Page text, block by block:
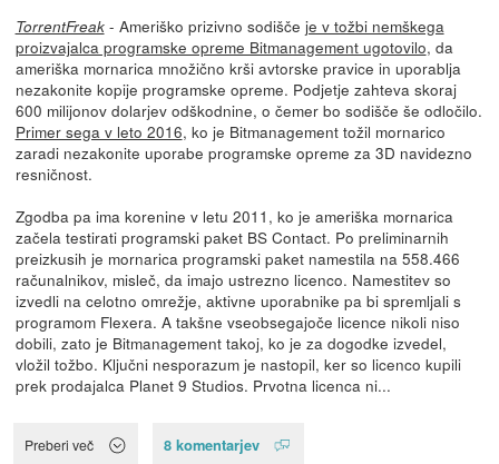
TorrentFreak- Ameriško prizivno sodišče je v tožbi nemškega
proizvajalca programske opreme Bitmanagement ugotovilo, da
ameriška mornarica množično krši avtorske pravice in uporablja
nezakonite kopije programske opreme. Podjetje zahteva skoraj
600 milijonov dolarjev odškodnine, o čemer bo sodišče še odločilo.
Primer sega v leto 2016, ko je Bitmanagement tožil mornarico
zaradi nezakonite uporabe programske opreme za 3D navidezno
resničnost.
Zgodba pa ima korenine v letu 2011, ko je ameriška mornarica
začela testirati programski paket BS Contact. Po preliminarnih
preizkusih je mornarica programski paket namestila na 558.466
računalnikov, misleč, da imajo ustrezno licenco. Namestitev so
izvedli na celotno omrežje, aktivne uporabnike pa bi spremljali s
programom Flexera. A takšne vseobsegajoče licence nikoli niso
dobili, zato je Bitmanagement takoj, ko je za dogodke izvedel,
vložil tožbo. Ključni nesporazum je nastopil, ker so licenco kupili
prek prodajalca Planet 9 Studios. Prvotna licenca ni...
Preberi več 8 komentarjev